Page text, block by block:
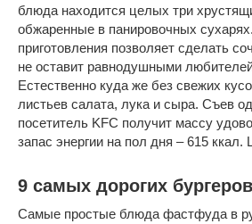
блюда находится целых три
обжаренные в панировочных
приготовления позволяет сделать
не оставит равнодушными
Естественно куда же без свежих
листьев салата, лука и сыра. Съев
посетитель KFC получит массу
запас энергии на пол дня – 615 ккал.
9 самых дорогих бургеров
Самые простые блюда фастфуда в